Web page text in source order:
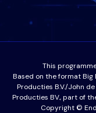
This
Based on the format
Producties B.V./John
Producties BV., part of
Copyright ©